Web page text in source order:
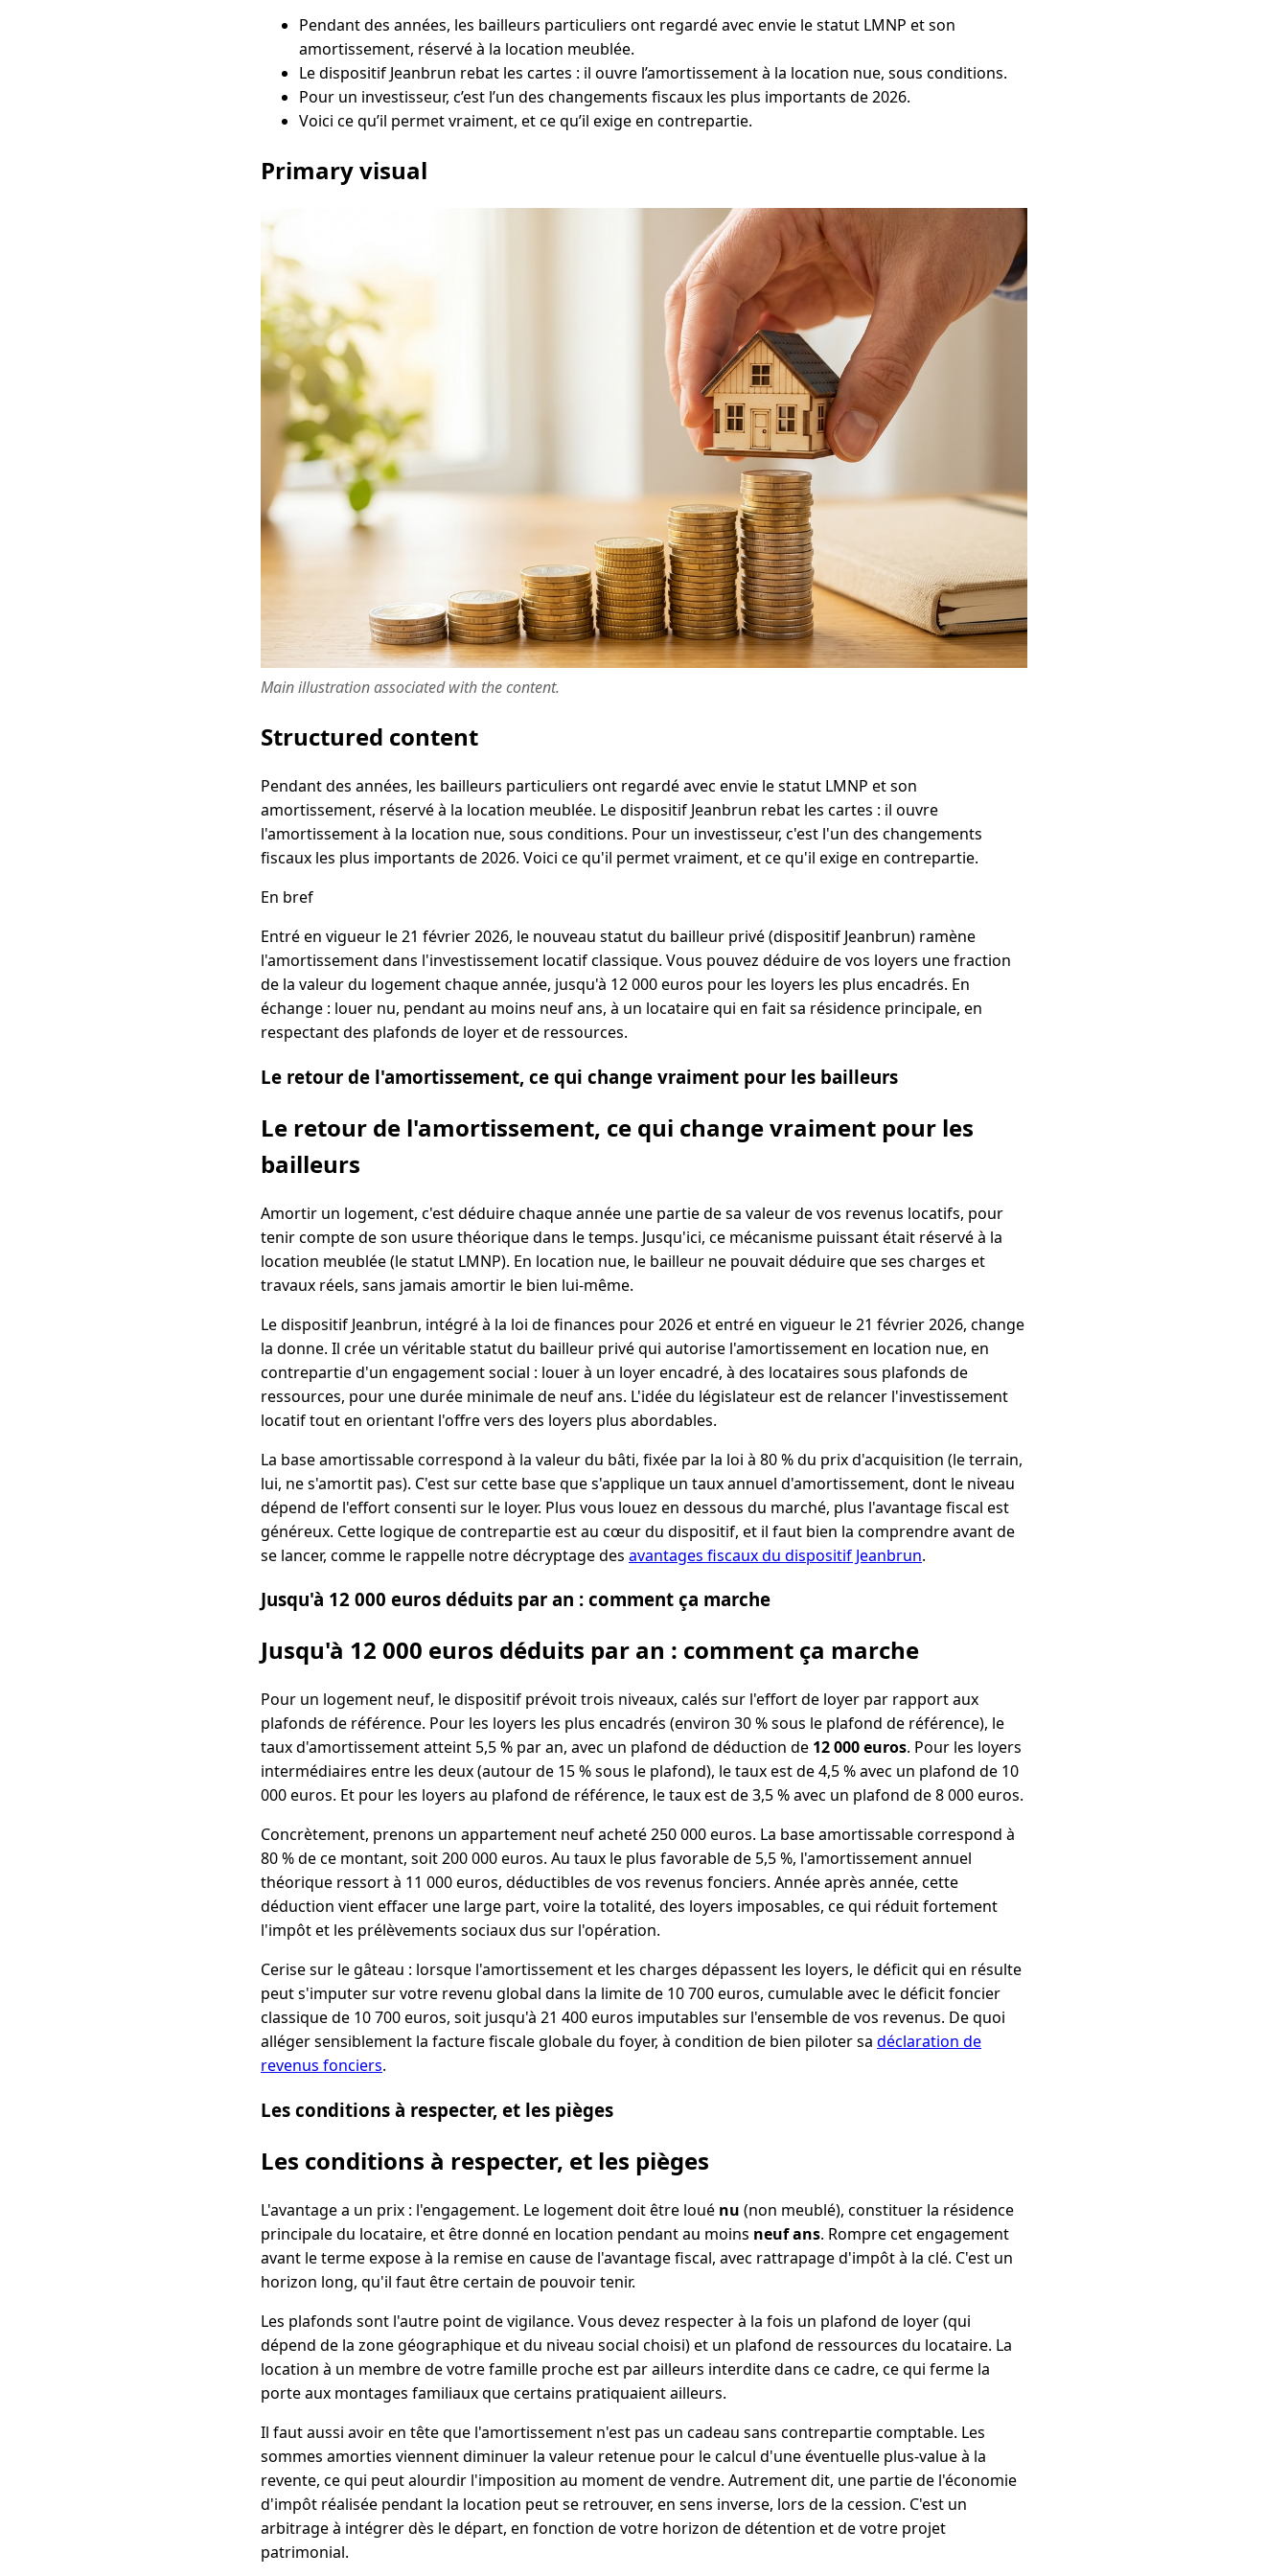
Pendant des années, les bailleurs particuliers ont regardé avec envie le statut LMNP et son
amortissement, réservé à la location meublée.
Le dispositif Jeanbrun rebat les cartes : il ouvre l’amortissement à la location nue, sous conditions.
Pour un investisseur, c’est l’un des changements fiscaux les plus importants de 2026.
Voici ce qu’il permet vraiment, et ce qu’il exige en contrepartie.
Primary visual
Main illustration associated with the content.
Structured content
Pendant des années, les bailleurs particuliers ont regardé avec envie le statut LMNP et son
amortissement, réservé à la location meublée. Le dispositif Jeanbrun rebat les cartes : il ouvre
l'amortissement à la location nue, sous conditions. Pour un investisseur, c'est l'un des changements
fiscaux les plus importants de 2026. Voici ce qu'il permet vraiment, et ce qu'il exige en contrepartie.
En bref
Entré en vigueur le 21 février 2026, le nouveau statut du bailleur privé (dispositif Jeanbrun) ramène
l'amortissement dans l'investissement locatif classique. Vous pouvez déduire de vos loyers une fraction
de la valeur du logement chaque année, jusqu'à 12 000 euros pour les loyers les plus encadrés. En
échange : louer nu, pendant au moins neuf ans, à un locataire qui en fait sa résidence principale, en
respectant des plafonds de loyer et de ressources.
Le retour de l'amortissement, ce qui change vraiment pour les bailleurs
Le retour de l'amortissement, ce qui change vraiment pour les
bailleurs
Amortir un logement, c'est déduire chaque année une partie de sa valeur de vos revenus locatifs, pour
tenir compte de son usure théorique dans le temps. Jusqu'ici, ce mécanisme puissant était réservé à la
location meublée (le statut LMNP). En location nue, le bailleur ne pouvait déduire que ses charges et
travaux réels, sans jamais amortir le bien lui-même.
Le dispositif Jeanbrun, intégré à la loi de finances pour 2026 et entré en vigueur le 21 février 2026, change
la donne. Il crée un véritable statut du bailleur privé qui autorise l'amortissement en location nue, en
contrepartie d'un engagement social : louer à un loyer encadré, à des locataires sous plafonds de
ressources, pour une durée minimale de neuf ans. L'idée du législateur est de relancer l'investissement
locatif tout en orientant l'offre vers des loyers plus abordables.
La base amortissable correspond à la valeur du bâti, fixée par la loi à 80 % du prix d'acquisition (le terrain,
lui, ne s'amortit pas). C'est sur cette base que s'applique un taux annuel d'amortissement, dont le niveau
dépend de l'effort consenti sur le loyer. Plus vous louez en dessous du marché, plus l'avantage fiscal est
généreux. Cette logique de contrepartie est au cœur du dispositif, et il faut bien la comprendre avant de
se lancer, comme le rappelle notre décryptage des avantages fiscaux du dispositif Jeanbrun.
Jusqu'à 12 000 euros déduits par an : comment ça marche
Jusqu'à 12 000 euros déduits par an : comment ça marche
Pour un logement neuf, le dispositif prévoit trois niveaux, calés sur l'effort de loyer par rapport aux
plafonds de référence. Pour les loyers les plus encadrés (environ 30 % sous le plafond de référence), le
taux d'amortissement atteint 5,5 % par an, avec un plafond de déduction de 12 000 euros. Pour les loyers
intermédiaires entre les deux (autour de 15 % sous le plafond), le taux est de 4,5 % avec un plafond de 10
000 euros. Et pour les loyers au plafond de référence, le taux est de 3,5 % avec un plafond de 8 000 euros.
Concrètement, prenons un appartement neuf acheté 250 000 euros. La base amortissable correspond à
80 % de ce montant, soit 200 000 euros. Au taux le plus favorable de 5,5 %, l'amortissement annuel
théorique ressort à 11 000 euros, déductibles de vos revenus fonciers. Année après année, cette
déduction vient effacer une large part, voire la totalité, des loyers imposables, ce qui réduit fortement
l'impôt et les prélèvements sociaux dus sur l'opération.
Cerise sur le gâteau : lorsque l'amortissement et les charges dépassent les loyers, le déficit qui en résulte
peut s'imputer sur votre revenu global dans la limite de 10 700 euros, cumulable avec le déficit foncier
classique de 10 700 euros, soit jusqu'à 21 400 euros imputables sur l'ensemble de vos revenus. De quoi
alléger sensiblement la facture fiscale globale du foyer, à condition de bien piloter sa déclaration de
revenus fonciers.
Les conditions à respecter, et les pièges
Les conditions à respecter, et les pièges
L'avantage a un prix : l'engagement. Le logement doit être loué nu (non meublé), constituer la résidence
principale du locataire, et être donné en location pendant au moins neuf ans. Rompre cet engagement
avant le terme expose à la remise en cause de l'avantage fiscal, avec rattrapage d'impôt à la clé. C'est un
horizon long, qu'il faut être certain de pouvoir tenir.
Les plafonds sont l'autre point de vigilance. Vous devez respecter à la fois un plafond de loyer (qui
dépend de la zone géographique et du niveau social choisi) et un plafond de ressources du locataire. La
location à un membre de votre famille proche est par ailleurs interdite dans ce cadre, ce qui ferme la
porte aux montages familiaux que certains pratiquaient ailleurs.
Il faut aussi avoir en tête que l'amortissement n'est pas un cadeau sans contrepartie comptable. Les
sommes amorties viennent diminuer la valeur retenue pour le calcul d'une éventuelle plus-value à la
revente, ce qui peut alourdir l'imposition au moment de vendre. Autrement dit, une partie de l'économie
d'impôt réalisée pendant la location peut se retrouver, en sens inverse, lors de la cession. C'est un
arbitrage à intégrer dès le départ, en fonction de votre horizon de détention et de votre projet
patrimonial.